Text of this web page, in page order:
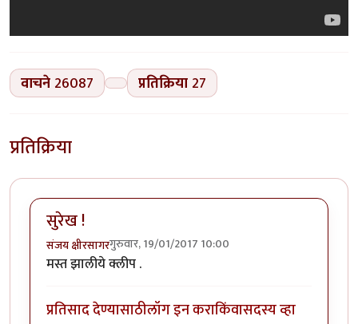
वाचने 26087 प्रतिक्रिया 27
प्रतिक्रिया
सुरेख !
संजय क्षीरसागरगुरुवार, 19/01/2017 10:00
मस्त झालीये क्लीप .
प्रतिसाद देण्यासाठीलॉग इन कराकिंवासदस्य व्हा